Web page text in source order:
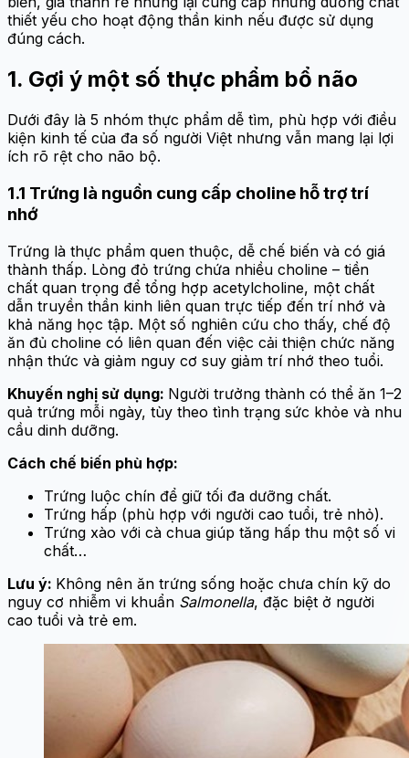
thiết yếu cho hoạt động thần kinh nếu được sử dụng
đúng cách.
1. Gợi ý một số thực phẩm bổ não
Dưới đây là 5 nhóm thực phẩm dễ tìm, phù hợp với điều
kiện kinh tế của đa số người Việt nhưng vẫn mang lại lợi
ích rõ rệt cho não bộ.
1.1 Trứng là nguồn cung cấp choline hỗ trợ trí
nhớ
Trứng là thực phẩm quen thuộc, dễ chế biến và có giá
thành thấp. Lòng đỏ trứng chứa nhiều choline – tiền
chất quan trọng để tổng hợp acetylcholine, một chất
dẫn truyền thần kinh liên quan trực tiếp đến trí nhớ và
khả năng học tập. Một số nghiên cứu cho thấy, chế độ
ăn đủ choline có liên quan đến việc cải thiện chức năng
nhận thức và giảm nguy cơ suy giảm trí nhớ theo tuổi.
Khuyến nghị sử dụng: Người trưởng thành có thể ăn 1–2
quả trứng mỗi ngày, tùy theo tình trạng sức khỏe và nhu
cầu dinh dưỡng.
Cách chế biến phù hợp:
Trứng luộc chín để giữ tối đa dưỡng chất.
Trứng hấp (phù hợp với người cao tuổi, trẻ nhỏ).
Trứng xào với cà chua giúp tăng hấp thu một số vi
chất…
Lưu ý: Không nên ăn trứng sống hoặc chưa chín kỹ do
nguy cơ nhiễm vi khuẩn Salmonella, đặc biệt ở người
cao tuổi và trẻ em.